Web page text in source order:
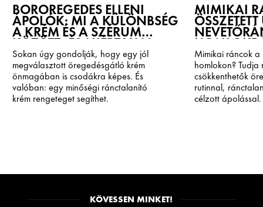
BŐRÖREGEDÉS ELLENI
ÁPOLÓK: MI A KÜLÖNBSÉG
A KRÉM ÉS A SZÉRUM
KÖZÖTT, ÉS MIÉRT VAN
SZÜKSÉG MINDKETTŐRE?
Sokan úgy gondolják, hogy egy jól
megválasztott öregedésgátló krém
önmagában is csodákra képes. És
valóban: egy minőségi ránctalanító
krém rengeteget segíthet.
MIMIKAI
ÖSSZETETT
Mimikai ráncok a
homlokon?
csökkenthetők
rutinnal,
célzott ápolással.
KÖVESSEN MINKET!